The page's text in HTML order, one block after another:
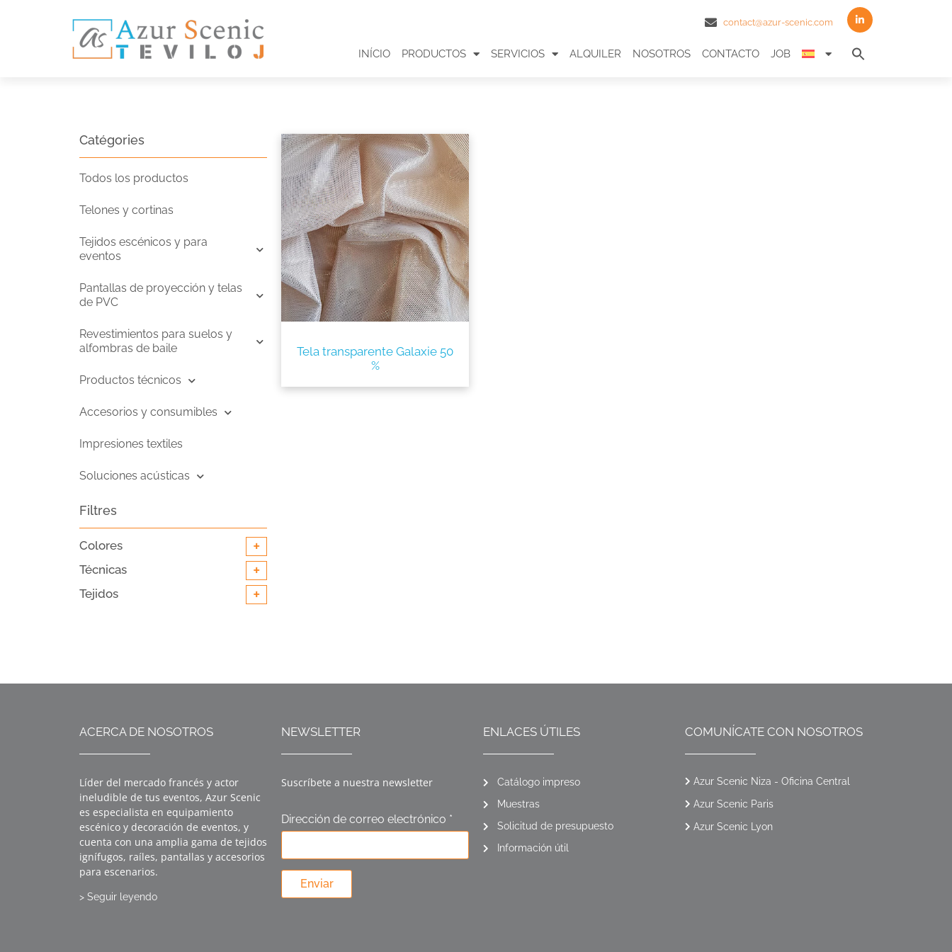
contact@azur-scenic.com
INÍCIO PRODUCTOS SERVICIOS ALQUILER NOSOTROS CONTACTO JOB
Catégories
Todos los productos
Telones y cortinas
Tejidos escénicos y para
eventos
Pantallas de proyección y telas
de PVC
Revestimientos para suelos y
alfombras de baile
Productos técnicos
Accesorios y consumibles
Impresiones textiles
Soluciones acústicas
Filtres
Colores +
Técnicas +
Tejidos +
Tela transparente Galaxie 50
%
ACERCA DE NOSOTROS
Líder del mercado francés y actor
ineludible de tus eventos, Azur Scenic
es especialista en equipamiento
escénico y decoración de eventos, y
cuenta con una amplia gama de tejidos
ignífugos, raíles, pantallas y accesorios
para escenarios.
> Seguir leyendo
NEWSLETTER
Suscríbete a nuestra newsletter
Dirección de correo electrónico *
Enviar
ENLACES ÚTILES
Catálogo impreso
Muestras
Solicitud de presupuesto
Información útil
COMUNÍCATE CON NOSOTROS
Azur Scenic Niza - Oficina Central
Azur Scenic Paris
Azur Scenic Lyon